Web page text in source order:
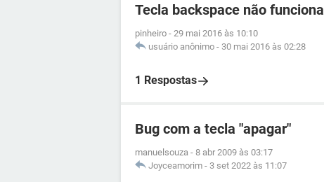
Tecla backspace não funciona
pinheiro - 29 mai 2016 às 10:10
usuário anônimo - 30 mai 2016 às 02:28
1 Respostas
Bug com a tecla "apagar"
manuelsouza - 8 abr 2009 às 03:17
Joyceamorim - 3 set 2022 às 11:07